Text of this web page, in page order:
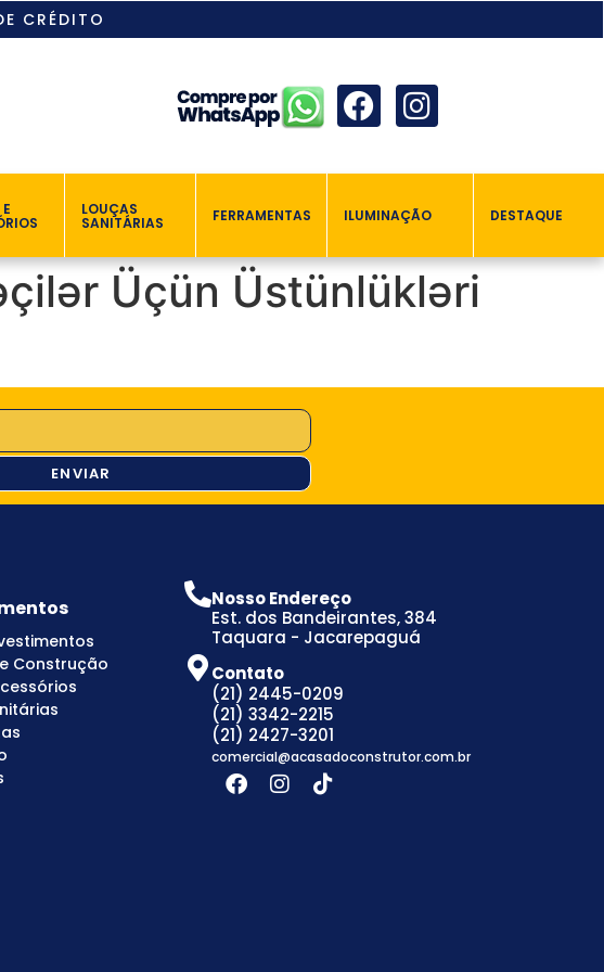
CRÉDITO
LOUÇAS
SANITÁRIAS FERRAMENTAS ILUMINAÇÃO DESTAQUE
Üçün Üstünlükləri
ENVIAR
Construção
Nosso Endereço
Est. dos Bandeirantes, 384
Taquara - Jacarepaguá
Contato
(21) 2445-0209
(21) 3342-2215
(21) 2427-3201
comercial@acasadoconstrutor.com.br